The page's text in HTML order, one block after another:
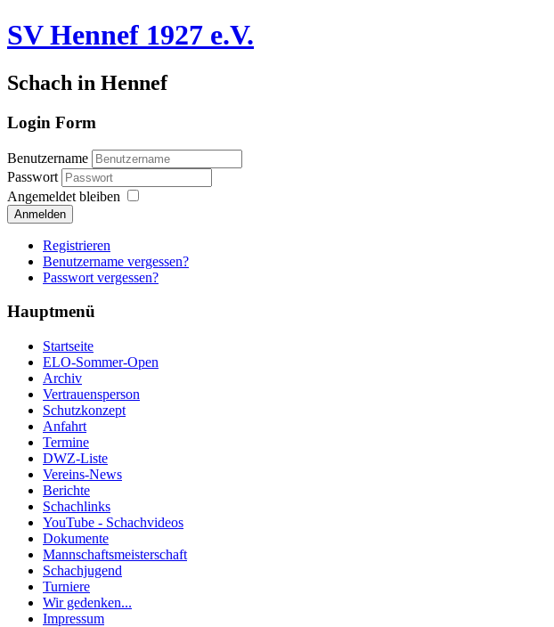
SV Hennef 1927 e.V.
Schach in Hennef
Login Form
Benutzername
Passwort
Angemeldet bleiben
Anmelden
Registrieren
Benutzername vergessen?
Passwort vergessen?
Hauptmenü
Startseite
ELO-Sommer-Open
Archiv
Vertrauensperson
Schutzkonzept
Anfahrt
Termine
DWZ-Liste
Vereins-News
Berichte
Schachlinks
YouTube - Schachvideos
Dokumente
Mannschaftsmeisterschaft
Schachjugend
Turniere
Wir gedenken...
Impressum